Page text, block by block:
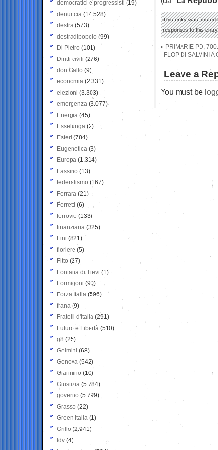
This entry was posted
responses to this
« PRIMARIE PD,
FLOP DI SALVINI A
Leave a
You must be
democratici e progressisti (19)
denuncia (14.528)
destra (573)
destradipopolo (99)
Di Pietro (101)
Diritti civili (276)
don Gallo (9)
economia (2.331)
elezioni (3.303)
emergenza (3.077)
Energia (45)
Esselunga (2)
Esteri (784)
Eugenetica (3)
Europa (1.314)
Fassino (13)
federalismo (167)
Ferrara (21)
Ferretti (6)
ferrovie (133)
finanziaria (325)
Fini (821)
fioriere (5)
Fitto (27)
Fontana di Trevi (1)
Formigoni (90)
Forza Italia (596)
frana (9)
Fratelli d'Italia (291)
Futuro e Libertà (510)
g8 (25)
Gelmini (68)
Genova (542)
Giannino (10)
Giustizia (5.784)
governo (5.799)
Grasso (22)
Green Italia (1)
Grillo (2.941)
Idv (4)